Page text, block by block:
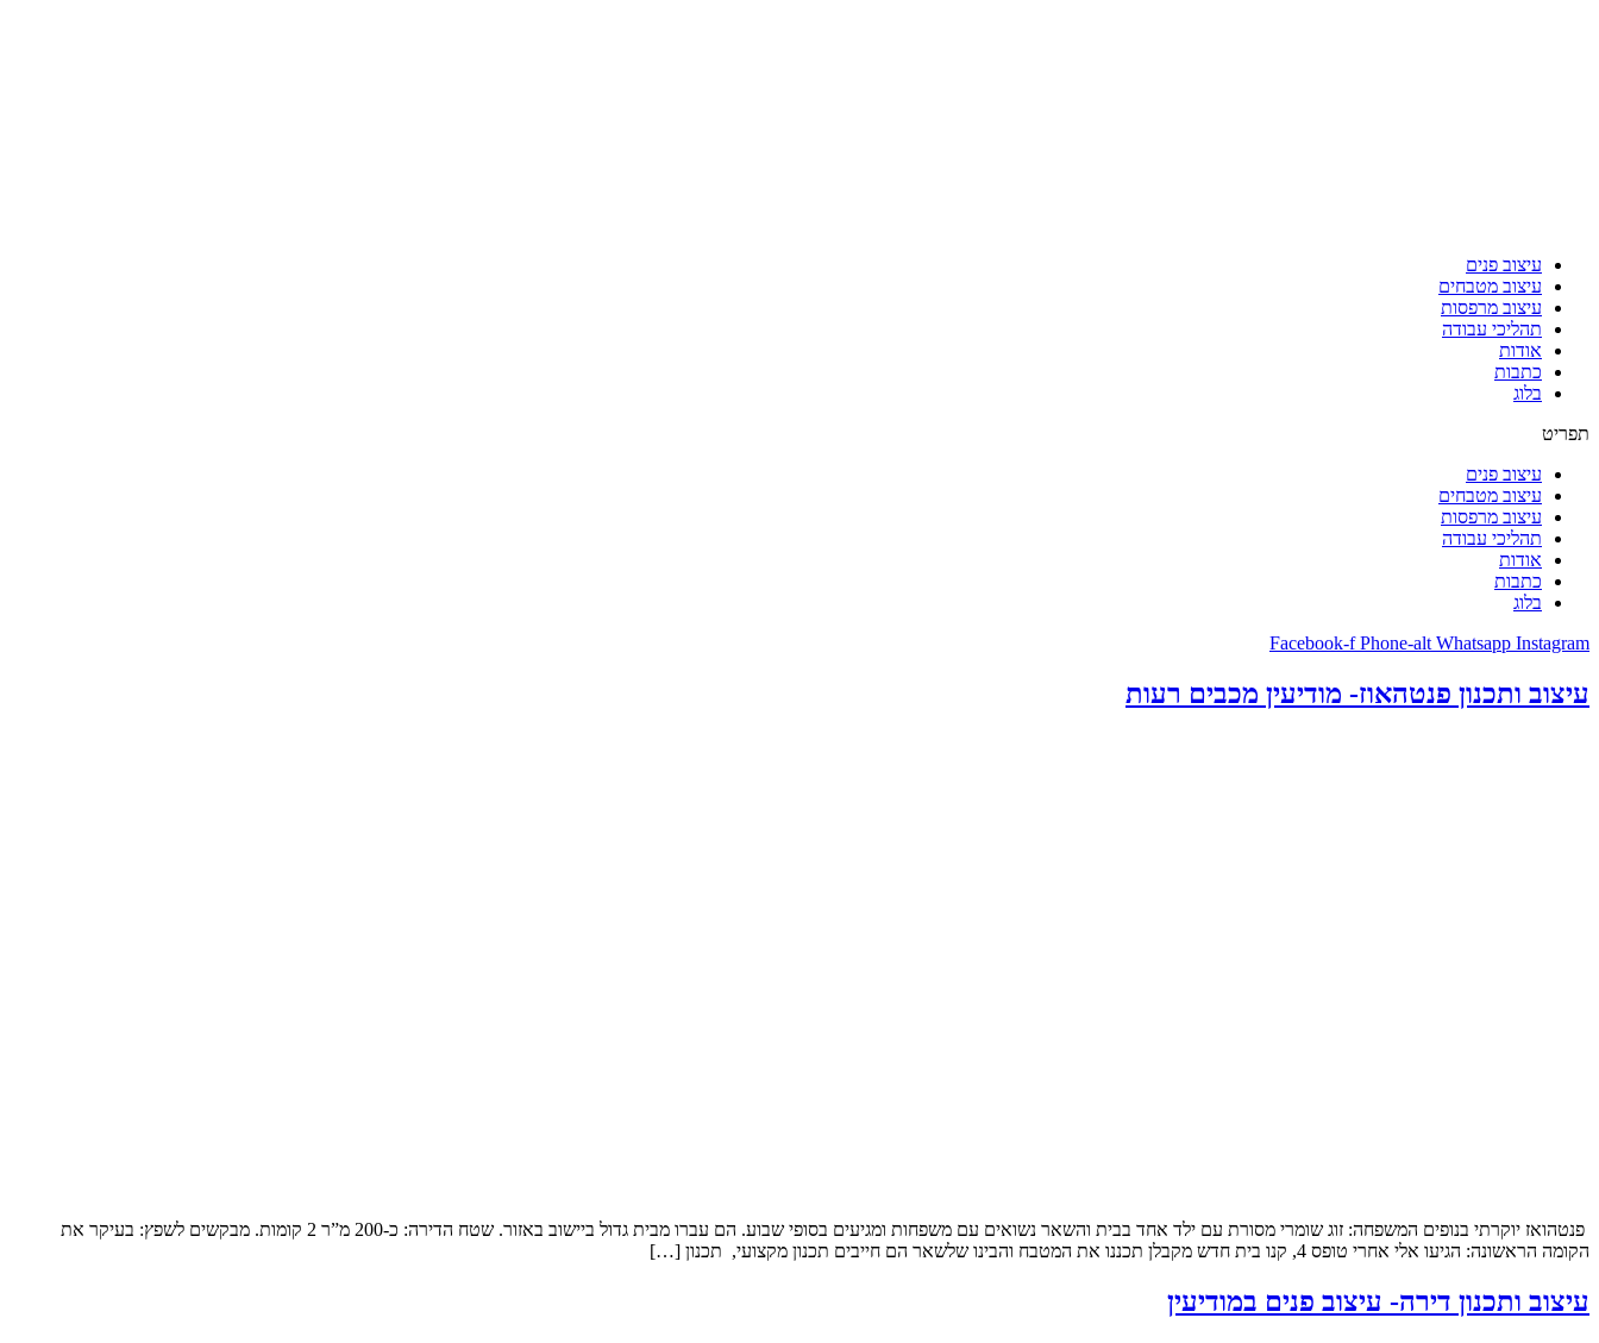
עיצוב פנים
עיצוב מטבחים
עיצוב מרפסות
תהליכי עבודה
אודות
כתבות
בלוג
תפריט
עיצוב פנים
עיצוב מטבחים
עיצוב מרפסות
תהליכי עבודה
אודות
כתבות
בלוג
Facebook-f Phone-alt Whatsapp Instagram
עיצוב ותכנון פנטהאוז- מודיעין מכבים רעות
פנטהואז יוקרתי בנופים המשפחה: זוג שומרי מסורת עם ילד אחד בבית והשאר נשואים עם משפחות ומגיעים בסופי שבוע. הם עברו מבית גדול ביישוב באזור. שטח הדירה: כ-200 מ”ר 2 קומות. מבקשים לשפץ: בעיקר את
הקומה הראשונה: הגיעו אלי אחרי טופס 4, קנו בית חדש מקבלן תכננו את המטבח והבינו שלשאר הם חייבים תכנון מקצועי, תכנון […]
עיצוב ותכנון דירה- עיצוב פנים במודיעין